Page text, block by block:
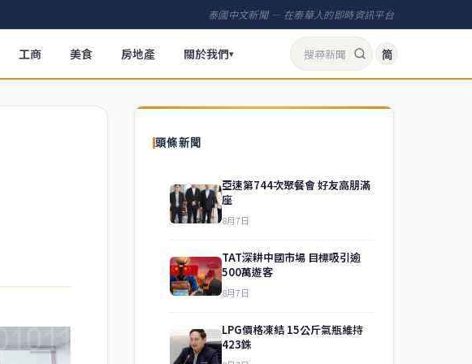
泰國中文新聞 — 在泰華人的即時資訊平台
工商 美食 房地產 關於我們▾ 简
頭條新聞
亞速第744次聚餐會 好友高朋滿
座
8月7日
TAT深耕中國市場 目標吸引逾
500萬遊客
8月7日
LPG價格凍結 15公斤氣瓶維持
423銖